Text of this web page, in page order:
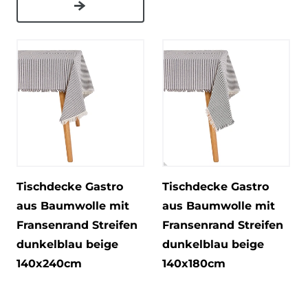
Tischdecke Gastro
aus Baumwolle mit
Fransenrand Streifen
dunkelblau beige
140x240cm
Tischdecke Gastro
aus Baumwolle mit
Fransenrand Streifen
dunkelblau beige
140x180cm